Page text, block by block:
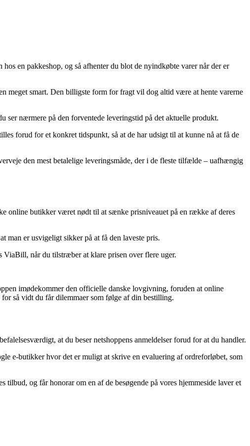
en pakkeshop, og så afhenter du blot de nyindkøbte varer når der er
meget smart. Den billigste form for fragt vil dog altid være at hente varerne
ser nærmere på den forventede leveringstid på det aktuelle produkt.
forud for et konkret tidspunkt, så at de har udsigt til at kunne nå at få de
den mest betalelige leveringsmåde, der i de fleste tilfælde – uafhængig
online butikker været nødt til at sænke prisniveauet på en række af deres
man er usvigeligt sikker på at få den laveste pris.
ViaBill, når du tilstræber at klare prisen over flere uger.
imødekommer den officielle danske lovgivning, foruden at online
så vidt du får dilemmaer som følge af din bestilling.
at du beser netshoppens anmeldelser forud for at du handler.
e-butikker hvor det er muligt at skrive en evaluering af ordreforløbet, som
og får honorar om en af de besøgende på vores hjemmeside laver et